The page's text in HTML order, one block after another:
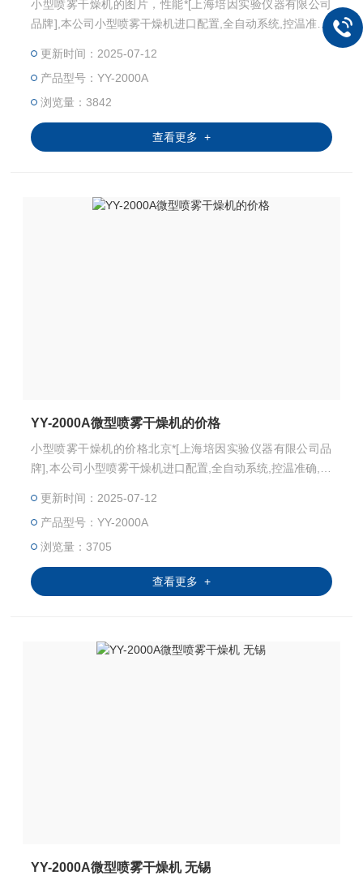
小型喷雾干燥机的图片，性能*[上海培因实验仪器有限公司
品牌],本公司小型喷雾干燥机进口配置,全自动系统,控温准确,
安全.小型喷雾干燥机: YY-2000A小型喷雾干燥机主要适用于
高校、研究所和食品医药化工企业实验室生产微量颗粒粉
末，对所有溶液如乳浊液、悬浮液具有广谱适用性,适用于对
热敏感性物的干燥如生物制品、生物农药、酶制剂等，因所
喷出的物料只是在喷成雾状大小颗粒时才受到高温
更新时间：2025-07-12
产品型号：YY-2000A
浏览量：3842
查看更多 +
YY-2000A微型喷雾干燥机的价格
小型喷雾干燥机的价格北京*[上海培因实验仪器有限公司品
牌],本公司小型喷雾干燥机进口配置,全自动系统,控温准确,安
校、研究所和食品医药化工企业实验室生产微量颗粒粉末，
对所有溶液如乳浊液、悬浮液具有广谱适用性,适用于对 热
敏感性物的干燥如生物制品、生物农药、酶制剂等，因所喷
出的物料只是在喷成雾状大小颗粒时才受到高温
更新时间：2025-07-12
产品型号：YY-2000A
浏览量：3705
查看更多 +
YY-2000A微型喷雾干燥机 无锡